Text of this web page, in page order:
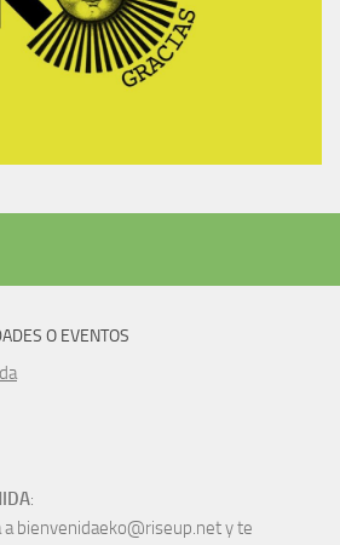
O EVENTOS
:
bienvenidaeko@riseup.net y te